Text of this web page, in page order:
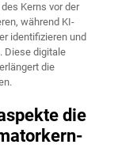
Kerns vor der
während KI-
identifizieren und
Diese digitale
die
die